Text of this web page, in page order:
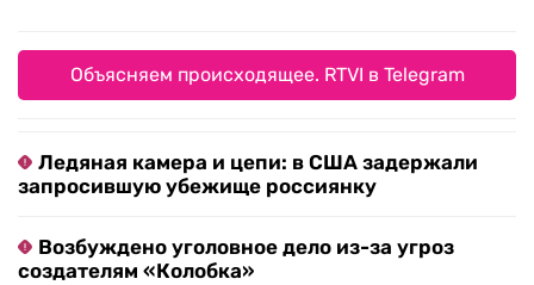
Объясняем происходящее. RTVI в Telegram
Ледяная камера и цепи: в США задержали
запросившую убежище россиянку
Возбуждено уголовное дело из-за угроз
создателям «Колобка»